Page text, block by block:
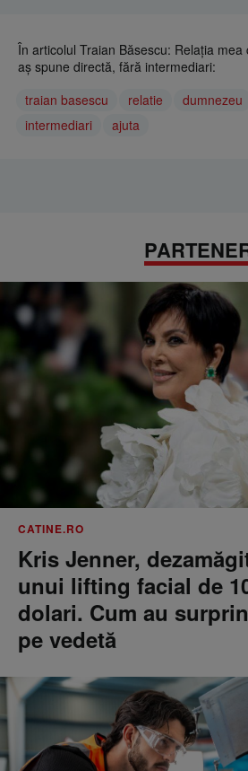
În articolul Traian Băsescu: Relaţia
aş spune directă, fără intermediari:
traian basescu
relatie dumnezeu
intermediari
ajuta
CATINE.RO
Kris Jenner,
unui lifting facial de
dolari. Cum au
pe vedetă